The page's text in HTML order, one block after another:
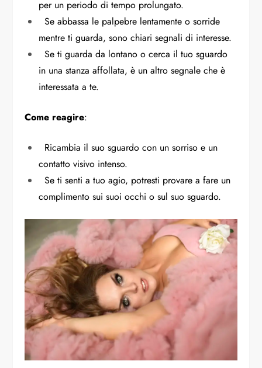
per un periodo di tempo prolungato.
Se abbassa le palpebre lentamente o sorride
mentre ti guarda, sono chiari segnali di interesse.
Se ti guarda da lontano o cerca il tuo sguardo
in una stanza affollata, è un altro segnale che è
interessata a te.
Come reagire:
Ricambia il suo sguardo con un sorriso e un
contatto visivo intenso.
Se ti senti a tuo agio, potresti provare a fare un
complimento sui suoi occhi o sul suo sguardo.